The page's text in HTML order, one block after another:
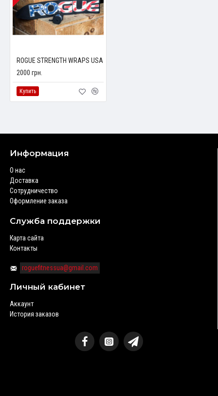
ROGUE STRENGTH WRAPS USA
2000 грн.
Купить
Информация
О нас
Доставка
Сотрудничество
Оформление заказа
Служба поддержки
Карта сайта
Контакты
roguefitnessua@gmail.com
Личный кабинет
Аккаунт
История заказов